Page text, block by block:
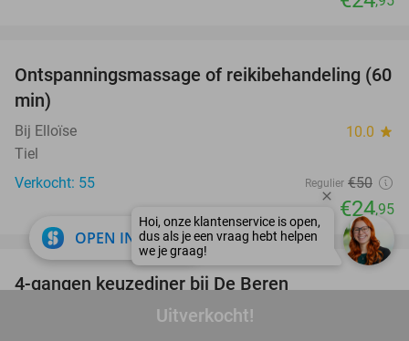
Uitverkocht!
50%
Ontspanningsmassage of reikibehandeling (60
min)
Bij Elloïse 10.0 star
Tiel
Verkocht: 55
Regulier €50
€24,95
46%
favorite_border
4-gangen keuzediner bij De Beren
OPEN IN APP close